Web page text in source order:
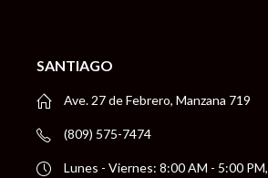
SANTIAGO
Ave. 27 de Febrero, Manzana 719
(809) 575-7474
Lunes - Viernes: 8:00 AM - 5:00 PM,